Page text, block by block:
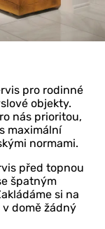
pro rodinné
objekty.
nás prioritou,
maximální
normami.
před topnou
špatným
si na
domě žádný